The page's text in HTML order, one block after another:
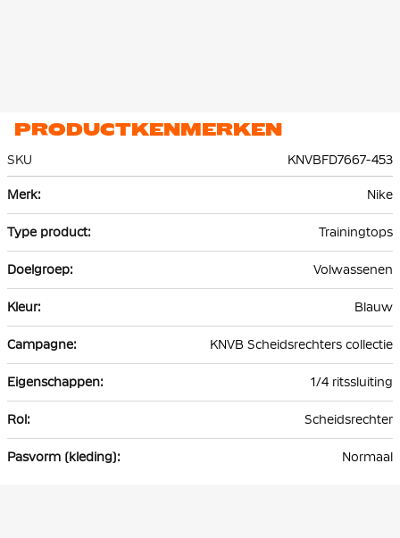
PRODUCTKENMERKEN
SKU
KNVBFD7667-453
informatie
Nike
Trainingtops
Volwassenen
Blauw
KNVB Scheidsrechters collectie
1/4 ritssluiting
Scheidsrechter
Normaal